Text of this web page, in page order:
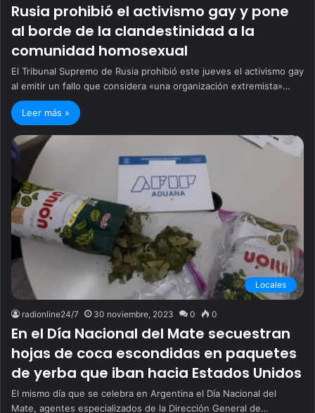
Rusia prohibió el activismo gay y pone
al borde de la clandestinidad a la
comunidad homosexual
El Tribunal Supremo de Rusia prohibió este jueves el activismo gay
al emitir un fallo que considera «una organización extremista»…
Leer más »
Locales
radionline24/7 30 noviembre, 2023 0 0
En el Día Nacional del Mate secuestran
hojas de coca escondidas en paquetes
de yerba que iban hacia Estados Unidos
El mismo día que se celebra en Argentina el Día Nacional del
Mate, agentes especializados de la Dirección General de…